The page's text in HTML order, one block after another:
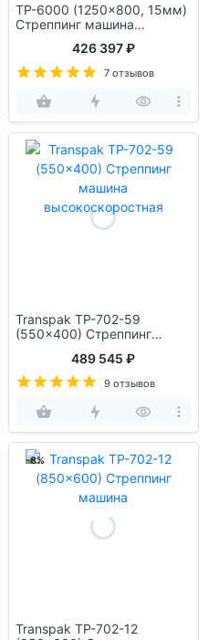
TP-6000 (1250x800, 15мм)
Стреппинг машина
426 397 ₽
7 отзывов
Transpak TP-702-59
(550x400) Стреппинг
489 545 ₽
9 отзывов
-8%
Transpak TP-702-12